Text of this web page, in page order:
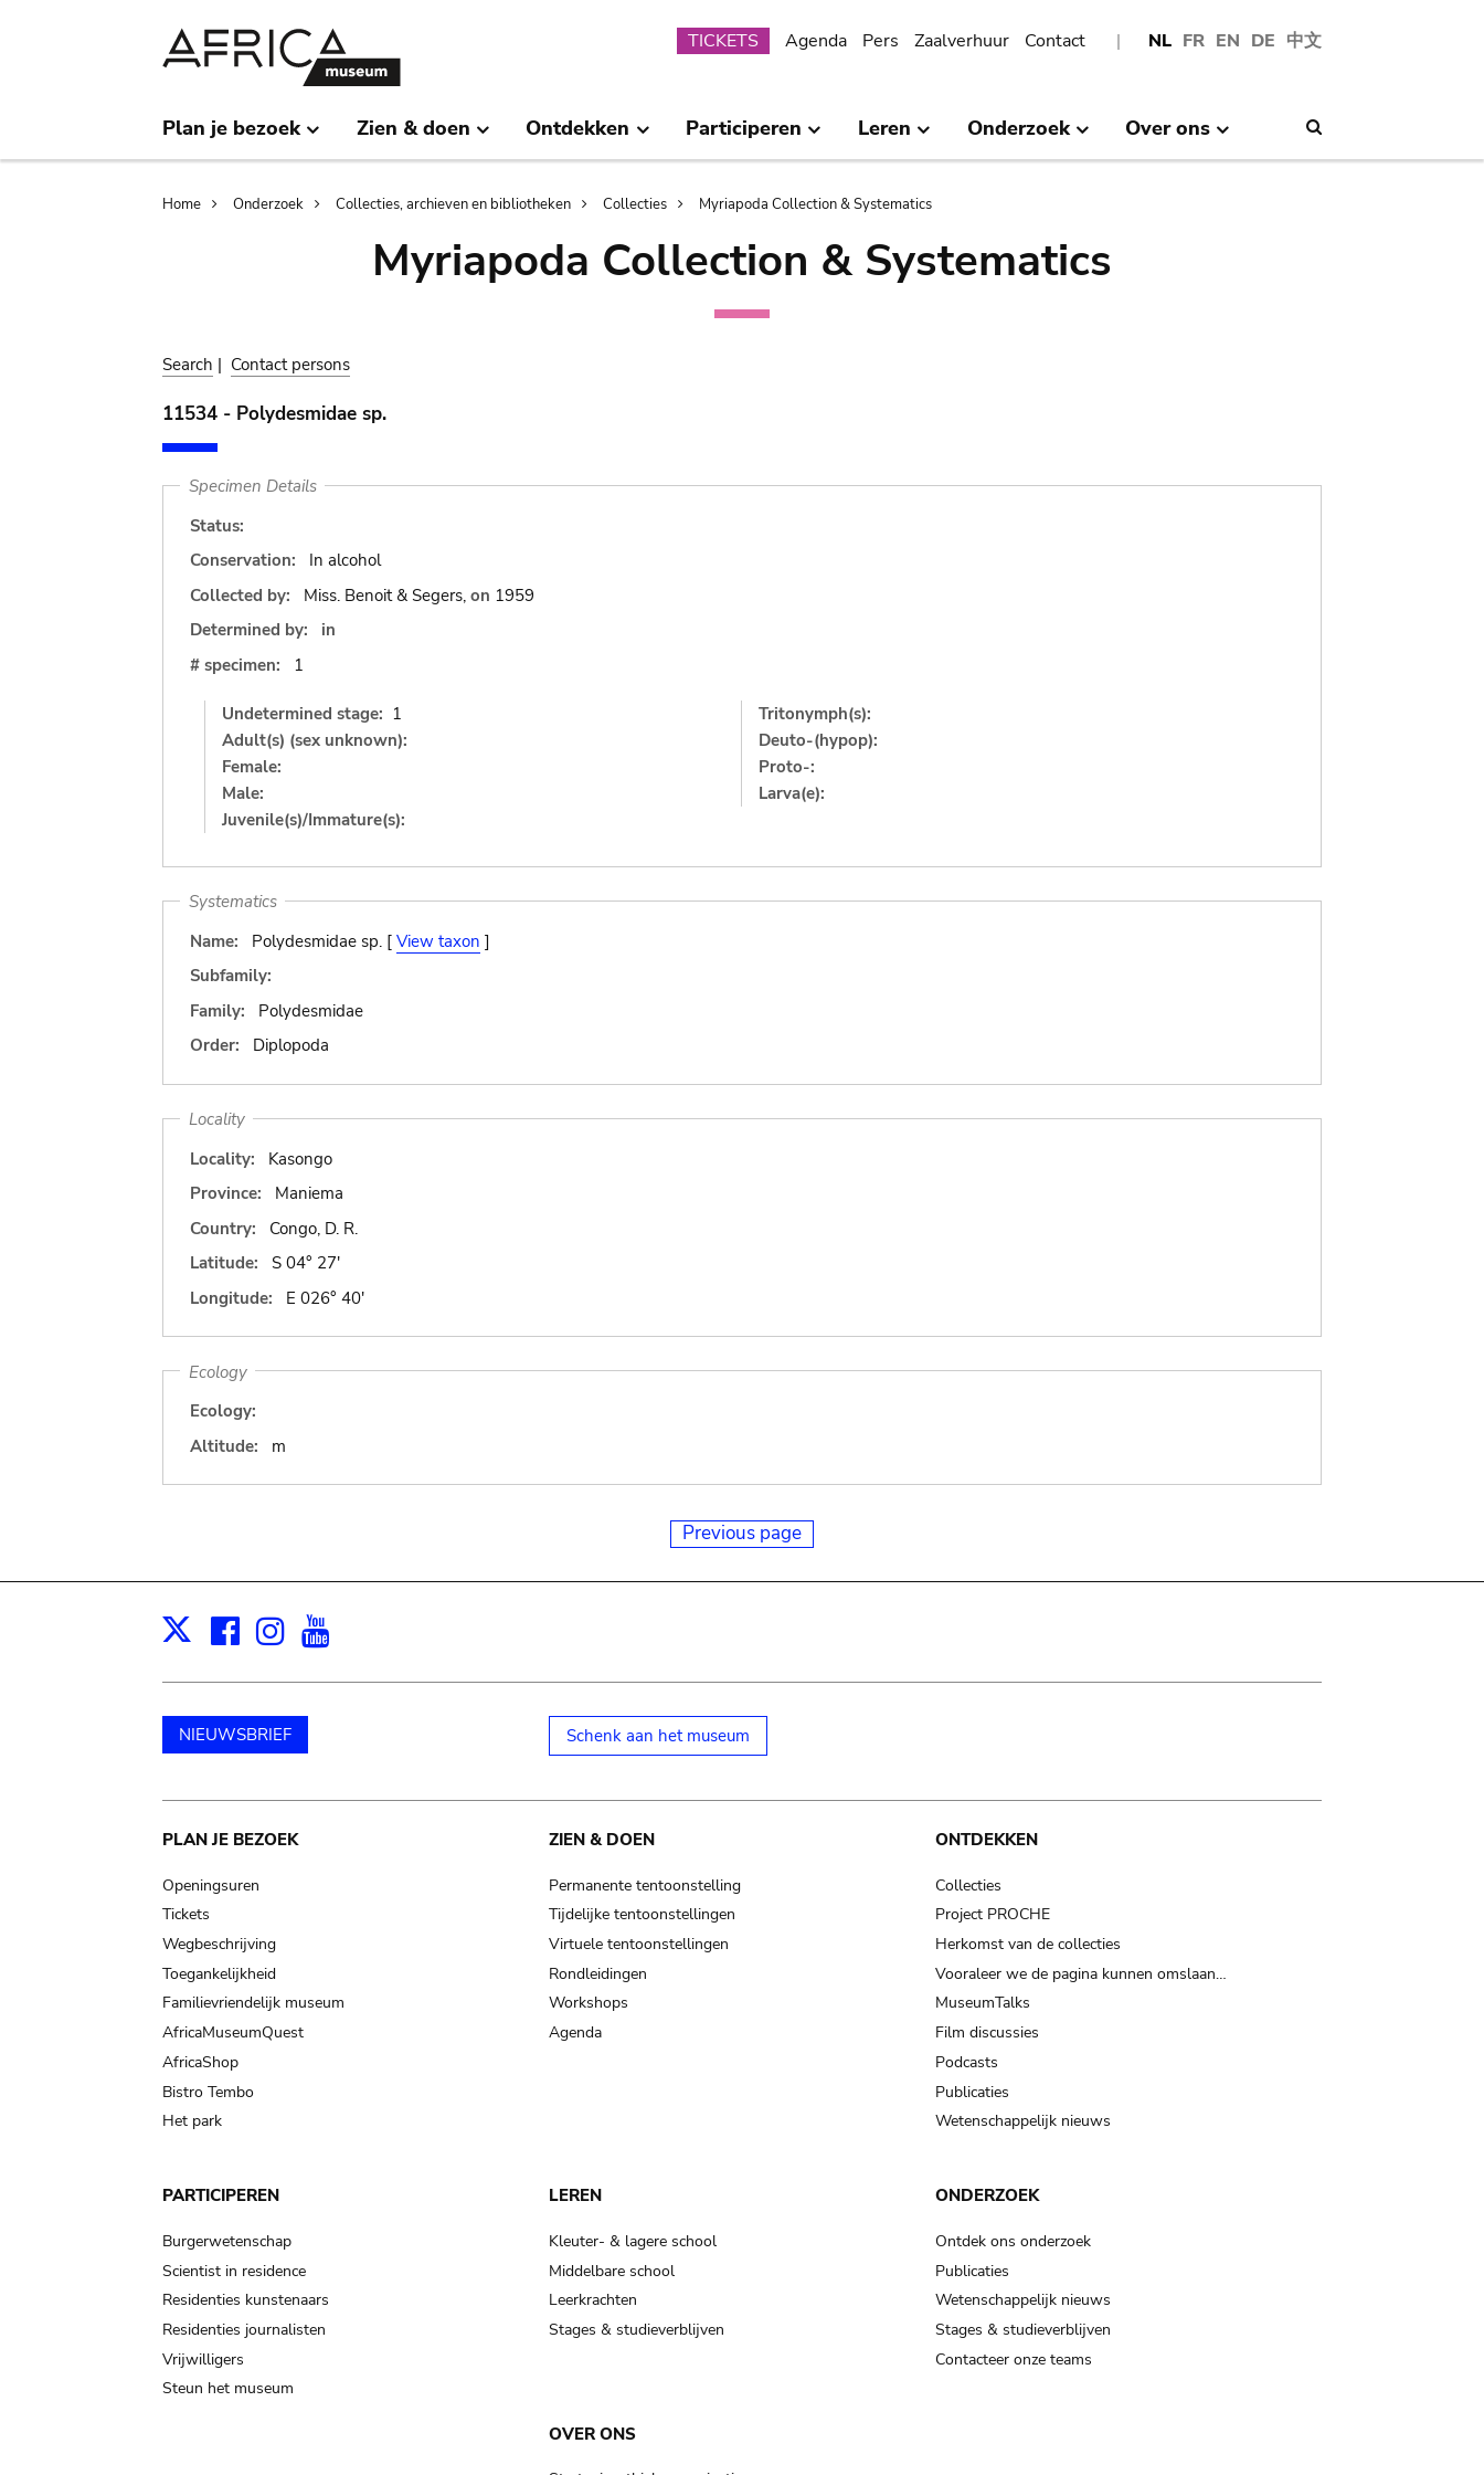
NL FR EN DE 中文
Submenu
TICKETS Agenda Pers Zaalverhuur Contact
Plan je bezoek Zien & doen Ontdekken Participeren Leren Onderzoek Over ons
Breadcrumb
Home Onderzoek Collecties, archieven en bibliotheken Collecties Myriapoda Collection & Systematics
Myriapoda Collection & Systematics
Search | Contact persons
11534 - Polydesmidae sp.
Specimen Details
Status:
Conservation:
In alcohol
Collected by:
Miss. Benoit & Segers, on 1959
Determined by:
in
# specimen:
1
Undetermined stage: 1
Adult(s) (sex unknown):
Female:
Male:
Juvenile(s)/Immature(s):
Tritonymph(s):
Deuto-(hypop):
Proto-:
Larva(e):
Systematics
Name:
Polydesmidae sp. [ View taxon ]
Subfamily:
Family:
Polydesmidae
Order:
Diplopoda
Locality
Locality:
Kasongo
Province:
Maniema
Country:
Congo, D. R.
Latitude:
S 04° 27'
Longitude:
E 026° 40'
Ecology
Ecology:
Altitude:
m
Previous page
X Facebook
Instagram
NIEUWSBRIEF Schenk aan het museum
Main
navigation
PLAN JE BEZOEK
Openingsuren
Tickets
Wegbeschrijving
Toegankelijkheid
Familievriendelijk museum
AfricaMuseumQuest
AfricaShop
Bistro Tembo
Het park
ZIEN & DOEN
Permanente tentoonstelling
Tijdelijke tentoonstellingen
Virtuele tentoonstellingen
Rondleidingen
Workshops
Agenda
ONTDEKKEN
Collecties
Project PROCHE
Herkomst van de collecties
Vooraleer we de pagina kunnen omslaan…
MuseumTalks
Film discussies
Podcasts
Publicaties
Wetenschappelijk nieuws
PARTICIPEREN
Burgerwetenschap
Scientist in residence
Residenties kunstenaars
Residenties journalisten
Vrijwilligers
Steun het museum
LEREN
Kleuter- & lagere school
Middelbare school
Leerkrachten
Stages & studieverblijven
ONDERZOEK
Ontdek ons onderzoek
Publicaties
Wetenschappelijk nieuws
Stages & studieverblijven
Contacteer onze teams
OVER ONS